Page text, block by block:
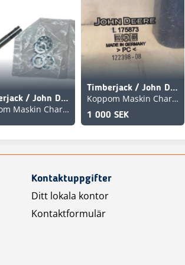
Timberjack / John Deere F074336, Givare. 1510E , 1910E
Koppom Maskin Charlottenberg
Timberjack / John Deere L175873
Koppom Maskin Charlottenberg
1 000 SEK
Kontaktuppgifter
Ditt lokala kontor
Kontaktformulär